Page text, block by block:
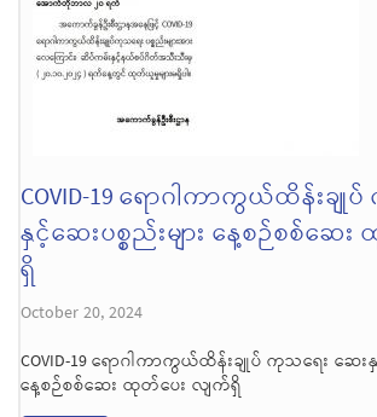
COVID-19 ရောဂါကာကွယ်ထိန်းချု
နှင့်ဆေးပစ္စည်းများ နေ့စဉ်စစ်ဆေ
ရှိ
October 20, 2024
COVID-19 ရောဂါကာကွယ်ထိန်းချုပ် ကုသရေး ဆေးနှ
နေ့စဉ်စစ်ဆေး ထုတ်ပေး လျက်ရှိ